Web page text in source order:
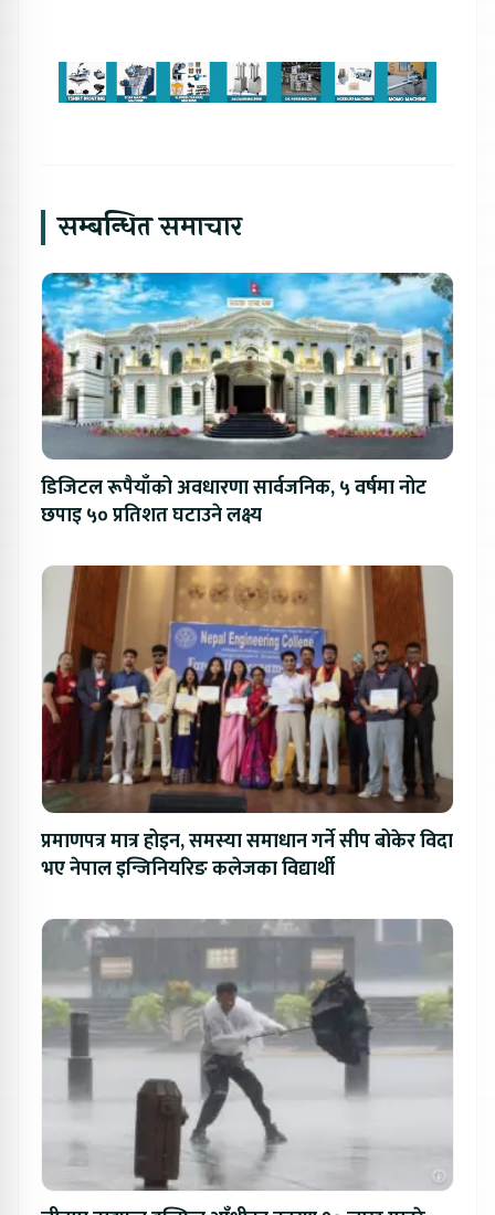
सम्बन्धित समाचार
डिजिटल रूपैयाँको अवधारणा सार्वजनिक, ५ वर्षमा नोट
छपाइ ५० प्रतिशत घटाउने लक्ष्य
प्रमाणपत्र मात्र होइन, समस्या समाधान गर्ने सीप बोकेर विदा
भए नेपाल इन्जिनियरिङ कलेजका विद्यार्थी